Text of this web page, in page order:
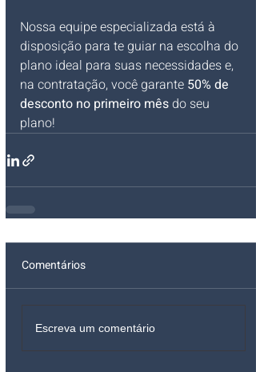
Nossa equipe especializada está à
disposição para te guiar na escolha do
plano ideal para suas necessidades e,
na contratação, você garante 50% de
desconto no primeiro mês do seu
plano!
Comentários
Escreva um comentário